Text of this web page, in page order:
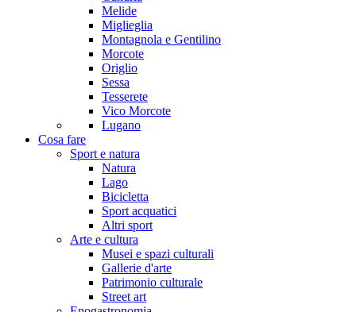
Melide
Miglieglia
Montagnola e Gentilino
Morcote
Origlio
Sessa
Tesserete
Vico Morcote
Lugano
Cosa fare
Sport e natura
Natura
Lago
Bicicletta
Sport acquatici
Altri sport
Arte e cultura
Musei e spazi culturali
Gallerie d'arte
Patrimonio culturale
Street art